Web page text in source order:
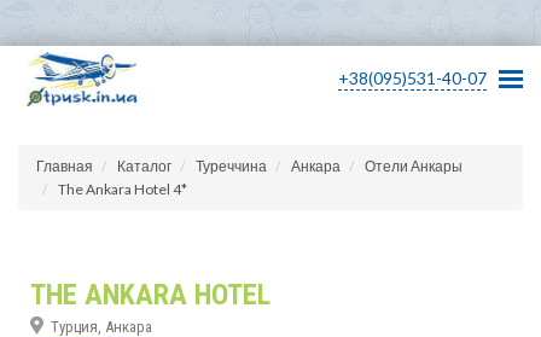
+38(095)531-40-07
Главная Каталог Туреччина Анкара
Отели Анкары
The Ankara Hotel 4*
THE ANKARA HOTEL
Турция, Анкара